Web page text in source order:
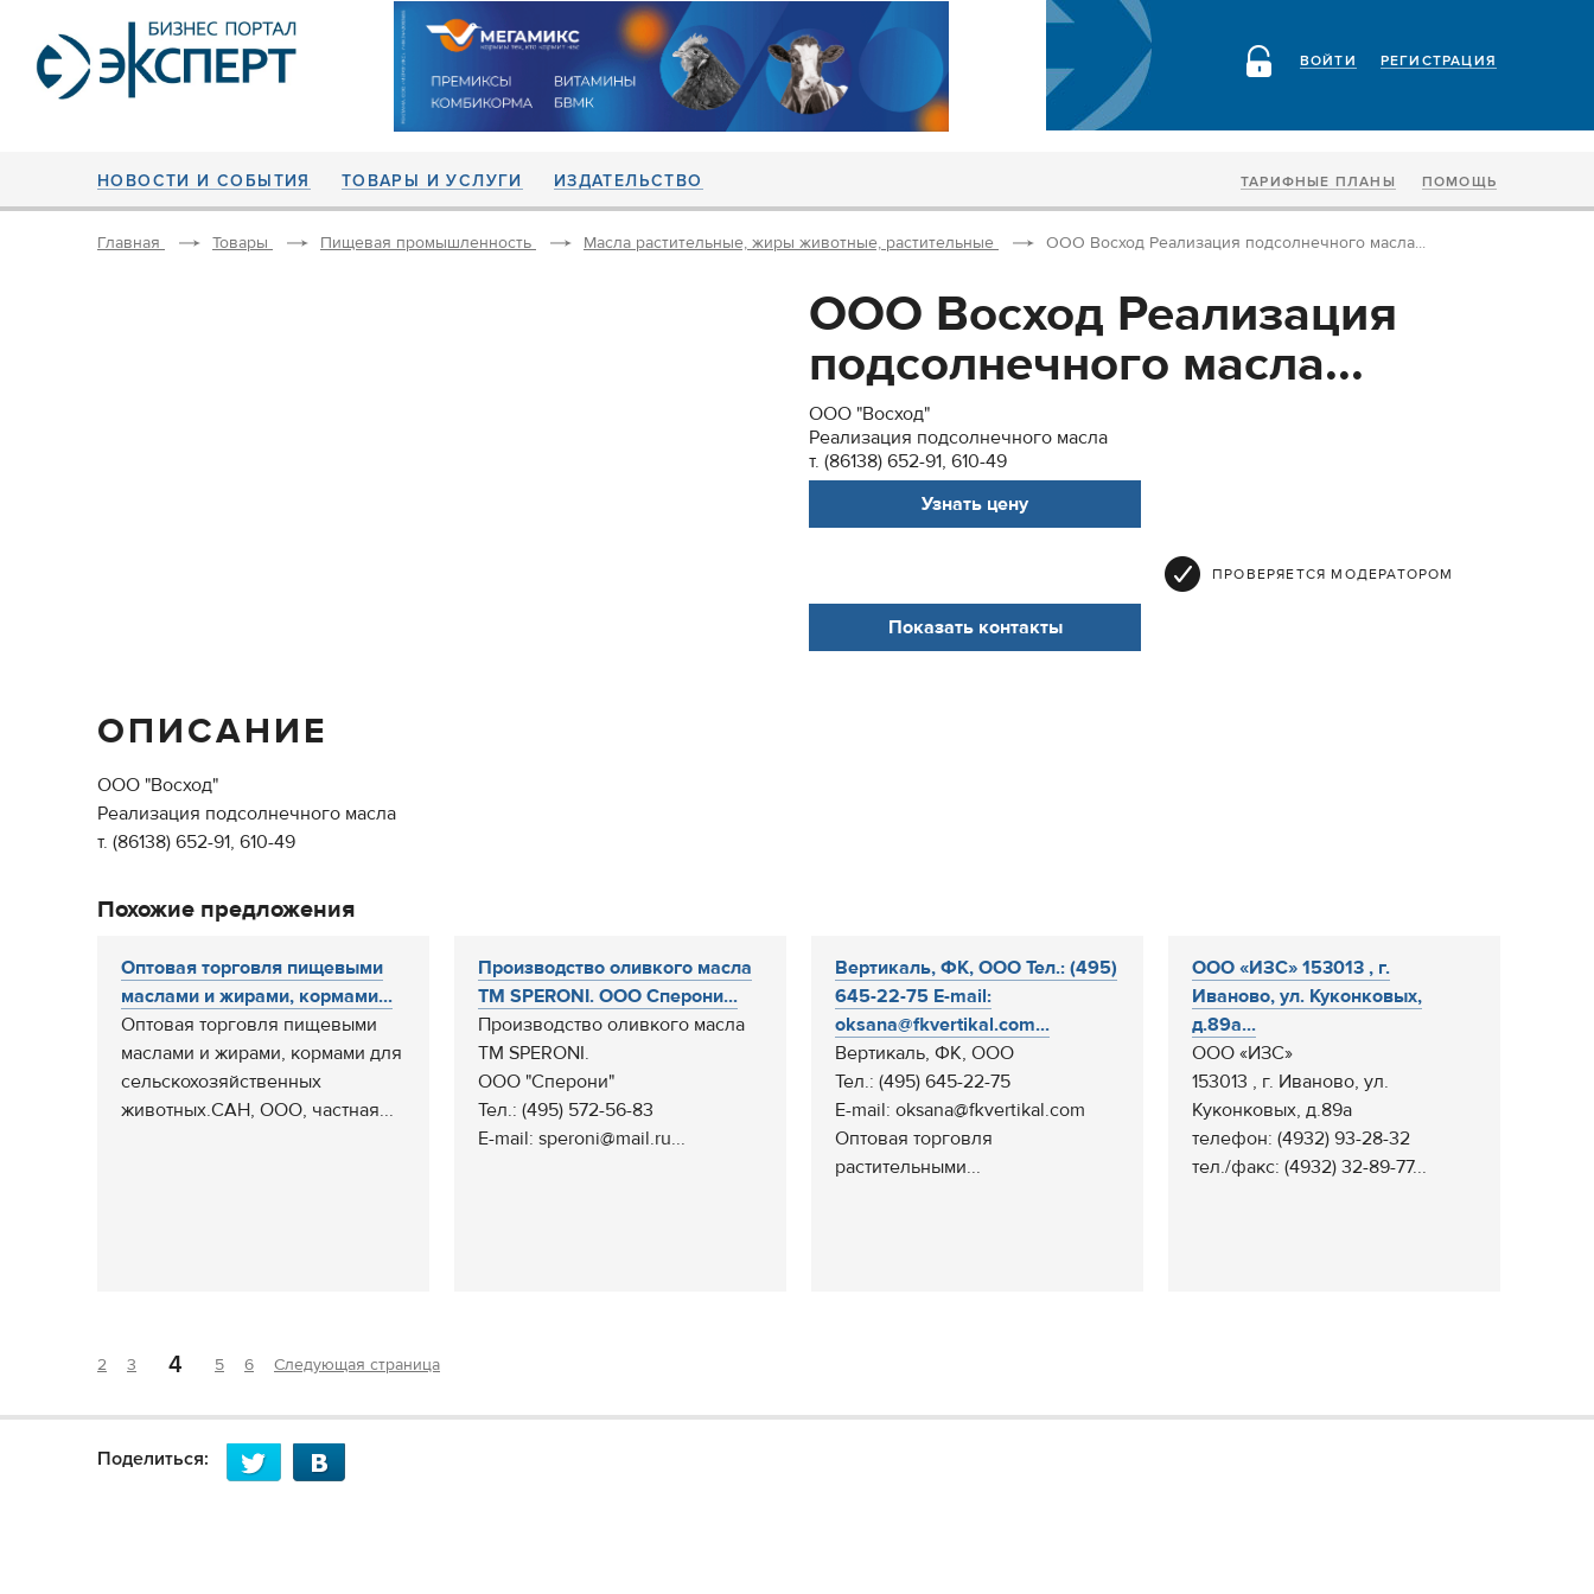
РЕГИСТРАЦИЯ
ВОЙТИ
НОВОСТИ И СОБЫТИЯ ТОВАРЫ И УСЛУГИ ИЗДАТЕЛЬСТВО ТАРИФНЫЕ ПЛАНЫ ПОМОЩЬ
Главная Товары Пищевая промышленность Масла растительные, жиры животные, растительные ООО Восход Реализация подсолнечного масла...
ООО Восход Реализация
подсолнечного масла...
ООО "Восход"
Реализация подсолнечного масла
т. (86138) 652-91, 610-49
Узнать цену
ПРОВЕРЯЕТСЯ МОДЕРАТОРОМ
Показать контакты
ОПИСАНИЕ
ООО "Восход"
Реализация подсолнечного масла
т. (86138) 652-91, 610-49
Похожие предложения
Оптовая торговля пищевыми
маслами и жирами, кормами...
Оптовая торговля пищевыми
маслами и жирами, кормами для
сельскохозяйственных
животных.САН, ООО, частная...
Производство оливкого масла
ТМ SPERONI. ООО Сперони...
Производство оливкого масла
ТМ SPERONI.
ООО "Сперони"
Тел.: (495) 572-56-83
E-mail: speroni@mail.ru...
Вертикаль, ФК, ООО Тел.: (495)
645-22-75 E-mail:
oksana@fkvertikal.com...
Вертикаль, ФК, ООО
Тел.: (495) 645-22-75
E-mail: oksana@fkvertikal.com
Оптовая торговля
растительными...
ООО «ИЗС» 153013 , г.
Иваново, ул. Куконковых,
д.89а...
ООО «ИЗС»
153013 , г. Иваново, ул.
Куконковых, д.89а
телефон: (4932) 93-28-32
тел./факс: (4932) 32-89-77...
2 3 4 5 6 Следующая страница
Поделиться: